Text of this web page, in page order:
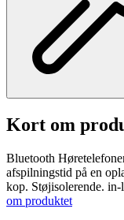
Kort om
Bluetooth
afspilningstid på en
kop. Støjisolerende.
om produktet